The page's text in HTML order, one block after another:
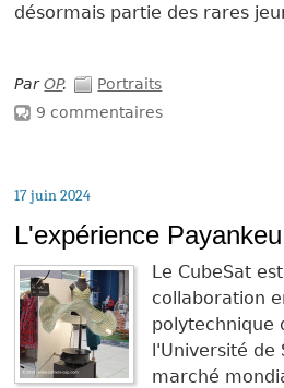
désormais partie des rares
ParOP.
Portraits
9 commentaires
17 juin 2024
L'expérience Payankeu
Le CubeSat
collaboration
polytechnique
l'Université de
marché